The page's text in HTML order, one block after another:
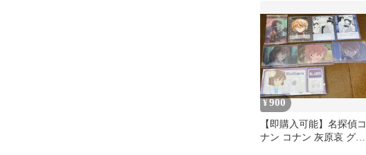
¥900
【即購入可能】名探偵コ
ナン コナン 灰原哀 グッ